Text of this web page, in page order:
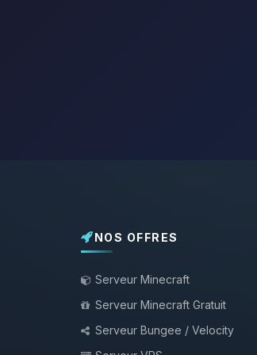
NOS OFFRES
Serveur Minecraft
Serveur Minecraft Gratuit
Serveur Bungee / Velocity